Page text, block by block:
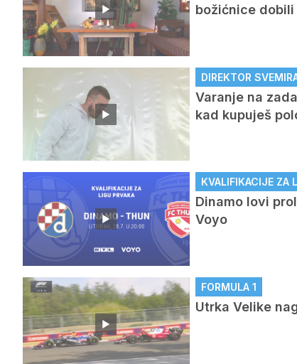
božićnice
DIREKTOR
Varanje na
kad kupuješ
KVALIFIKACIJE ZA
Dinamo lovi
Voyo
FORMULA 1
Utrka Velike